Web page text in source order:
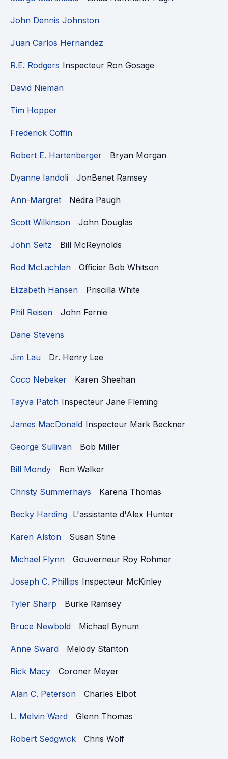
John Dennis Johnston
Juan Carlos Hernandez
R.E. Rodgers Inspecteur Ron Gosage
David Nieman
Tim Hopper
Frederick Coffin
Robert E. Hartenberger Bryan Morgan
Dyanne Iandoli JonBenet Ramsey
Ann-Margret Nedra Paugh
Scott Wilkinson John Douglas
John Seitz Bill McReynolds
Rod McLachlan Officier Bob Whitson
Elizabeth Hansen Priscilla White
Phil Reisen John Fernie
Dane Stevens
Jim Lau Dr. Henry Lee
Coco Nebeker Karen Sheehan
Tayva Patch Inspecteur Jane Fleming
James MacDonald Inspecteur Mark Beckner
George Sullivan Bob Miller
Bill Mondy Ron Walker
Christy Summerhays Karena Thomas
Becky Harding L'assistante d'Alex Hunter
Karen Alston Susan Stine
Michael Flynn Gouverneur Roy Rohmer
Joseph C. Phillips Inspecteur McKinley
Tyler Sharp Burke Ramsey
Bruce Newbold Michael Bynum
Anne Sward Melody Stanton
Rick Macy Coroner Meyer
Alan C. Peterson Charles Elbot
L. Melvin Ward Glenn Thomas
Robert Sedgwick Chris Wolf